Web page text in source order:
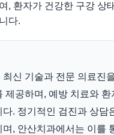
, 환자가 건강한 구강 상
다.
신 기술과 전문 의료진
제공하며, 예방 치료와
. 정기적인 검진과 상담
며, 안산치과에서는 이를